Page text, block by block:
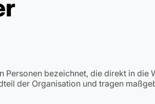
bezeichnet, die direkt in
der Organisation und tragen